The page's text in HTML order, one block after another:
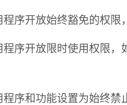
程序开放始终豁免的权
程序开放限时使用权限
程序和功能设置为始终